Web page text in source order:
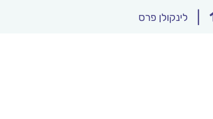
לינקולן פרס